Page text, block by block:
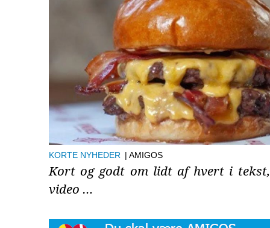
KORTE NYHEDER | AMIGOS
Kort og godt om lidt af hvert i
video …